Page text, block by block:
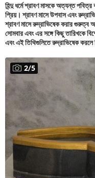
হিন্দু ধর্মে শ্রাবণ মাসকে অত্যন্ত
প্রিয়। শ্রাবণ মাসে উপবাস এবং
শ্রাবণ মাসে রুদ্রাভিষেক করার গুরুত্ব
সোমবার এবং এর সঙ্গে কিছু তারিখকে
এবং এই তিথিগুলিতে রুদ্রাভিষেক করলে
2/5